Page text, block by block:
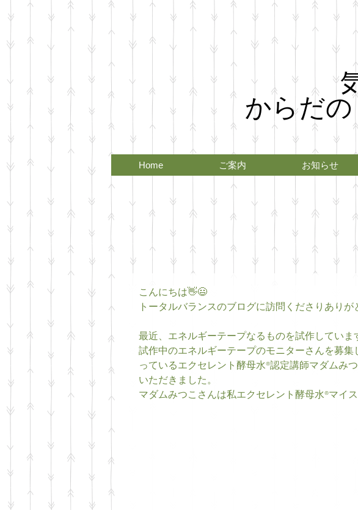
からだ
Home ご案内 お知らせ
こんにちは👋😃
トータルバランスのブログに訪問くださりありが
最近、エネルギーテープなるものを試作していま
試作中のエネルギーテープのモニターさんを募
っているエクセレント酵母水®認定講師マダムみ
いただきました。
マダムみつこさんは私エクセレント酵母水®マイ